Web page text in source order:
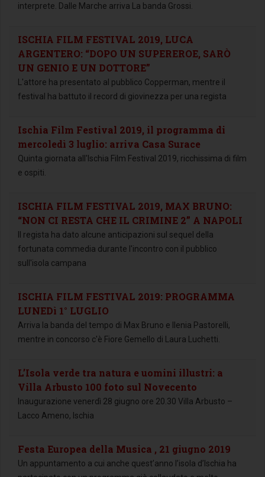
interprete. Dalle Marche arriva La banda Grossi.
ISCHIA FILM FESTIVAL 2019, LUCA
ARGENTERO: “DOPO UN SUPEREROE, SARÒ
UN GENIO E UN DOTTORE”
L'attore ha presentato al pubblico Copperman, mentre il
festival ha battuto il record di giovinezza per una regista
Ischia Film Festival 2019, il programma di
mercoledì 3 luglio: arriva Casa Surace
Quinta giornata all'Ischia Film Festival 2019, ricchissima di film
e ospiti.
ISCHIA FILM FESTIVAL 2019, MAX BRUNO:
“NON CI RESTA CHE IL CRIMINE 2” A NAPOLI
ll regista ha dato alcune anticipazioni sul sequel della
fortunata commedia durante l'incontro con il pubblico
sull'isola campana
ISCHIA FILM FESTIVAL 2019: PROGRAMMA
LUNEDì 1° LUGLIO
Arriva la banda del tempo di Max Bruno e Ilenia Pastorelli,
mentre in concorso c'è Fiore Gemello di Laura Luchetti.
L’Isola verde tra natura e uomini illustri: a
Villa Arbusto 100 foto sul Novecento
Inaugurazione venerdì 28 giugno ore 20.30 Villa Arbusto –
Lacco Ameno, Ischia
Festa Europea della Musica , 21 giugno 2019
Un appuntamento a cui anche quest’anno l’isola d’Ischia ha